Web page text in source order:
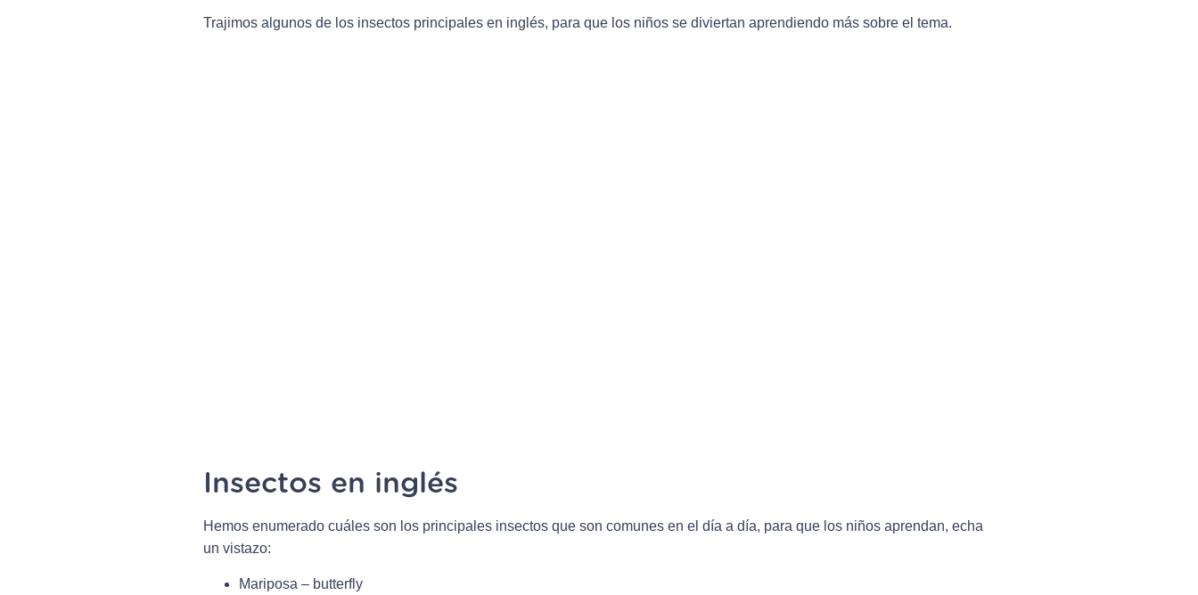
Trajimos algunos de los insectos principales en inglés, para que los niños se diviertan aprendiendo más sobre el tema.
Insectos en inglés
Hemos enumerado cuáles son los principales insectos que son comunes en el día a día, para que los niños aprendan, echa
un vistazo:
Mariposa – butterfly